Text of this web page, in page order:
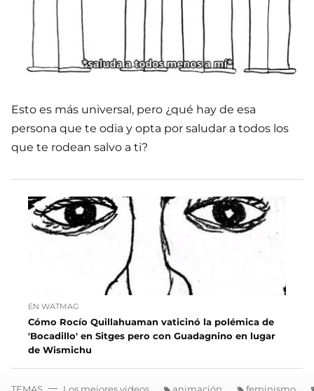
Esto es más universal, pero ¿qué hay de esa
persona que te odia y opta por saludar a todos los
que te rodean salvo a ti?
EN WATMAG
Cómo Rocío Quillahuaman vaticinó la polémica de
'Bocadillo' en Sitges pero con Guadagnino en lugar
de Wismichu
TEMAS Los mejores videos animación feminismo